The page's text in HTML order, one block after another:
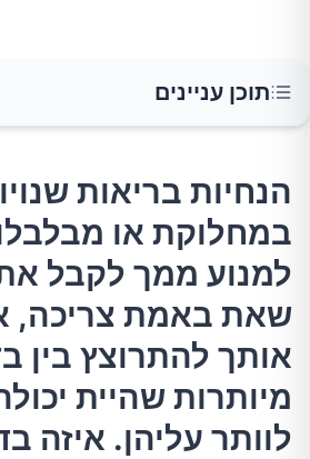
תוכן עניינים
יכולות למנוע ממך לקבל את
צריכה, או לשלוח אותך להתרוצץ
מיותרות שהיית יכולה למעשה
בדיקות רפואיות אתן באמת
1.בדיקה לסרטן צוואר הרחם
2.בדיקה לסרטן המעי הגס
הנחיות בריאות
במחלוקת או
למנוע ממך לקבל
שאת באמת צריכה,
אותך להתרוצץ בין
מיותרות שהיית
לוותר עליהן. איזה